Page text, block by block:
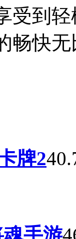
受到
畅快
牌2